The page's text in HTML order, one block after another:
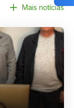
Mais notícias